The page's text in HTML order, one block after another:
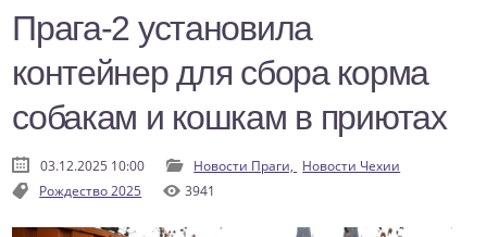
Прага-2 установила
контейнер для сбора корма
собакам и кошкам в приютах
03.12.2025 10:00 Новости Праги, Новости Чехии
Рождество 2025
3941